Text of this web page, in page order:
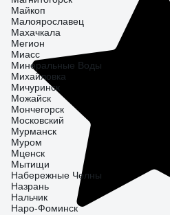
Майкоп
Малоярославец
Махачкала
Мегион
Миасс
Минеральные Воды
Михайловка
Мичуринск
Можайск
Мончегорск
Московский
Мурманск
Муром
Мценск
Мытищи
Набережные Челны
Назрань
Нальчик
Наро-Фоминск